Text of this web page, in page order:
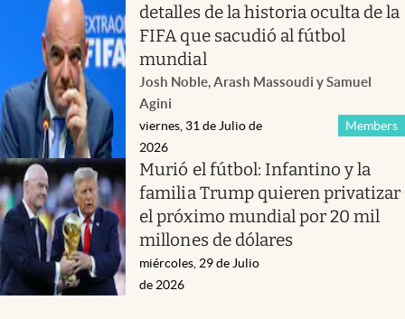
detalles de la historia oculta de la
FIFA que sacudió al fútbol
mundial
Josh Noble, Arash Massoudi y Samuel
Agini
Members
viernes, 31 de Julio de
2026
Murió el fútbol: Infantino y la
familia Trump quieren privatizar
el próximo mundial por 20 mil
millones de dólares
miércoles, 29 de Julio
de 2026